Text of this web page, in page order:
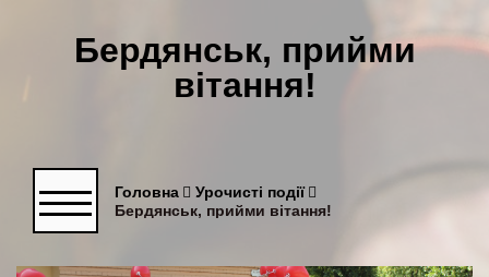
Бердянськ, прийми
вітання!
Головна
Урочисті події
Бердянськ, прийми вітання!